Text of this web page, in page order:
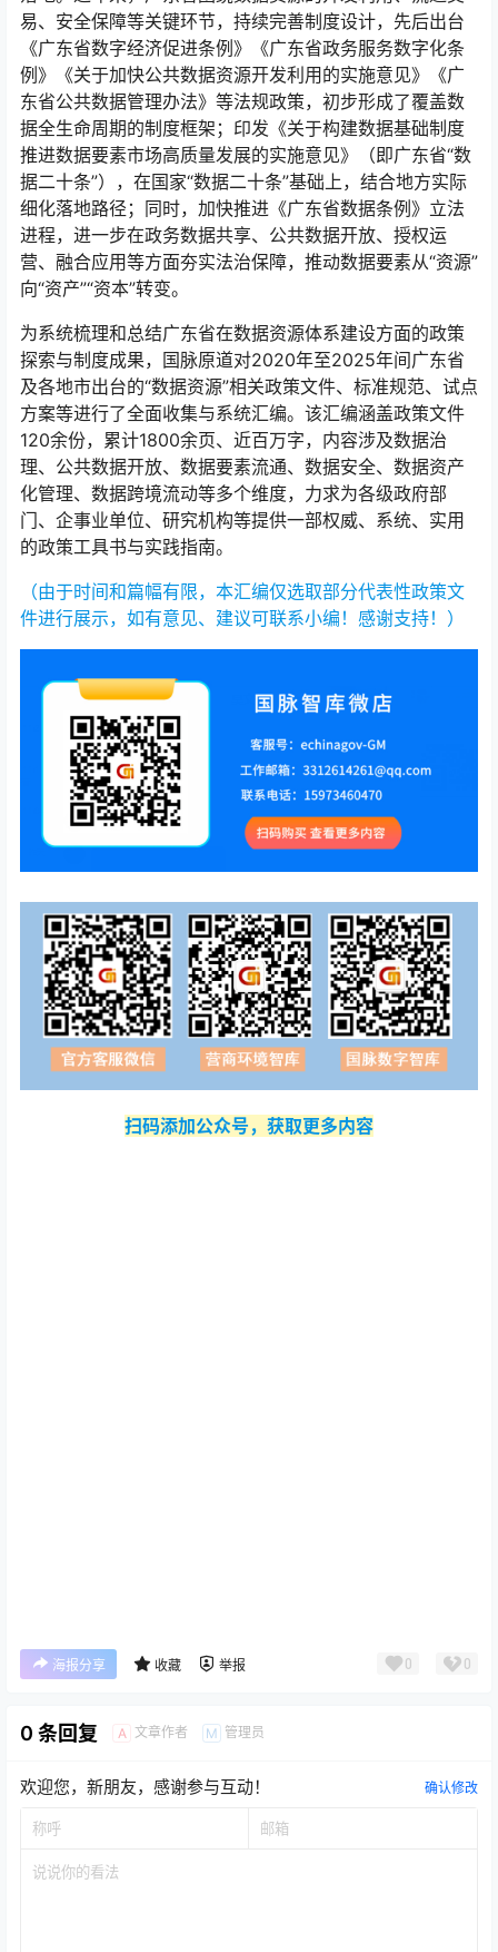
易、安全保障等关键环节，持续完善制度设计，先后出台
《广东省数字经济促进条例》《广东省政务服务数字化条
例》《关于加快公共数据资源开发利用的实施意见》《广
东省公共数据管理办法》等法规政策，初步形成了覆盖数
据全生命周期的制度框架；印发《关于构建数据基础制度
推进数据要素市场高质量发展的实施意见》（即广东省“数
据二十条”），在国家“数据二十条”基础上，结合地方实际
细化落地路径；同时，加快推进《广东省数据条例》立法
进程，进一步在政务数据共享、公共数据开放、授权运
营、融合应用等方面夯实法治保障，推动数据要素从“资源”
向“资产”“资本”转变。
为系统梳理和总结广东省在数据资源体系建设方面的政策
探索与制度成果，国脉原道对2020年至2025年间广东省
及各地市出台的“数据资源”相关政策文件、标准规范、试点
方案等进行了全面收集与系统汇编。该汇编涵盖政策文件
120余份，累计1800余页、近百万字，内容涉及数据治
理、公共数据开放、数据要素流通、数据安全、数据资产
化管理、数据跨境流动等多个维度，力求为各级政府部
门、企事业单位、研究机构等提供一部权威、系统、实用
的政策工具书与实践指南。
（由于时间和篇幅有限，本汇编仅选取部分代表性政策文
件进行展示，如有意见、建议可联系小编！感谢支持！）
扫码添加公众号，获取更多内容
海报分享 收藏 举报 0 0
0 条回复 A 文章作者 M 管理员
欢迎您，新朋友，感谢参与互动！ 确认修改